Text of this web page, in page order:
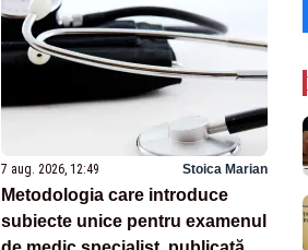
7 aug. 2026, 12:49 Stoica Marian
Metodologia care introduce
subiecte unice pentru examenul